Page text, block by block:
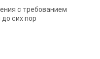
с требованием
сих пор